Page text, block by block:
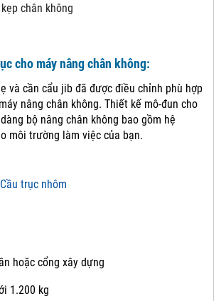
chân không
cho máy nâng chân không:
và cần cẩu jib đã được điều chỉnh phù hợp
nâng chân không. Thiết kế mô-đun cho
bộ nâng chân không bao gồm hệ
môi trường làm việc của bạn.
hoặc cổng xây dựng
1.200 kg